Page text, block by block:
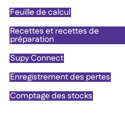
Feuille de calcul
Recettes et recettes de
préparation
Supy Connect
Enregistrement des pertes
Comptage des stocks